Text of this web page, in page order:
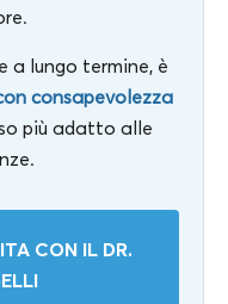
a lungo termine, è
consapevolezza
più adatto alle
CON IL DR.